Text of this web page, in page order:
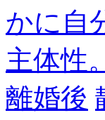
かに自
主体性。
離婚後